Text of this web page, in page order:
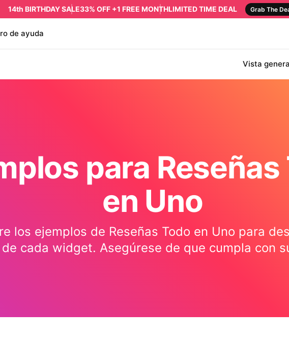
14th BIRTHDAY SALE33% OFF +1 FREE MONTHLIMITED TIME DEAL Grab The
de ayuda
Vista
para Reseñas
en Uno
los ejemplos de Reseñas Todo en Uno para
cada widget. Asegúrese de que cumpla con